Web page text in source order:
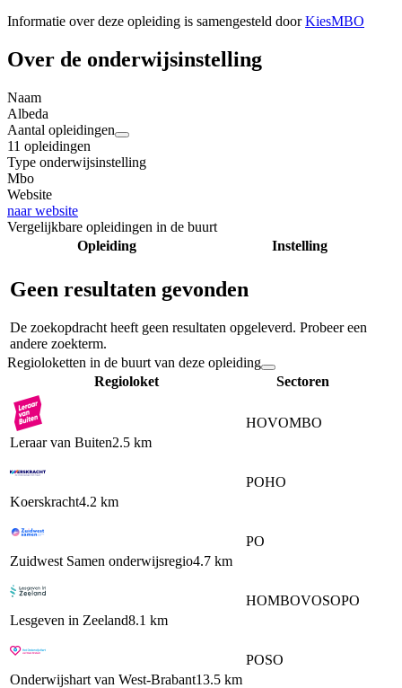
Informatie over deze opleiding is samengesteld doorKiesMBO
Over de onderwijsinstelling
Naam
Albeda
Aantal opleidingen
11 opleidingen
Type onderwijsinstelling
Mbo
Website
naar website
Vergelijkbare opleidingen in de buurt
Opleiding
Instelling
Geen resultaten gevonden
De zoekopdracht heeft geen resultaten opgeleverd. Probeer een
andere zoekterm.
Regioloketten in de buurt van deze opleiding
Regioloket
Sectoren
Leraar van Buiten2.5 km
HOVOMBO
Koerskracht4.2 km
POHO
Zuidwest Samen onderwijsregio4.7 km
PO
Lesgeven in Zeeland8.1 km
HOMBOVOSOPO
Onderwijshart van West-Brabant13.5 km
POSO